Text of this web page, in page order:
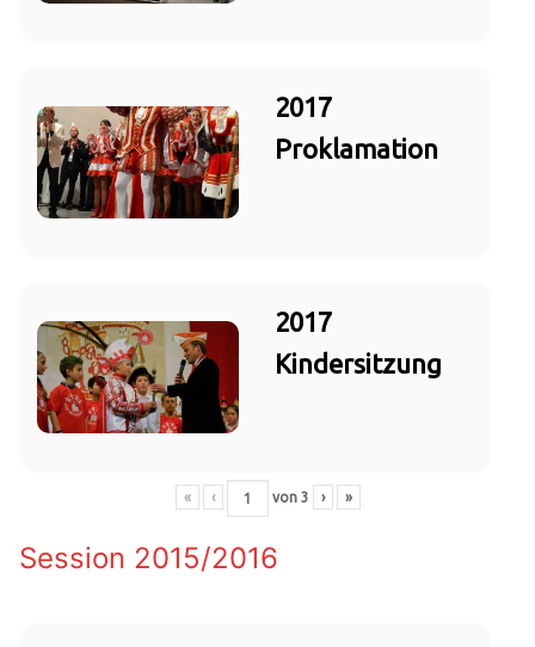
2017
Proklamation
2017
Kindersitzung
« ‹ von 3 › »
Session 2015/2016